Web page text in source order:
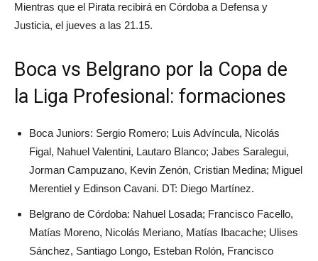
Mientras que el Pirata recibirá en Córdoba a Defensa y
Justicia, el jueves a las 21.15.
Boca vs Belgrano por la Copa de
la Liga Profesional: formaciones
Boca Juniors: Sergio Romero; Luis Advíncula, Nicolás
Figal, Nahuel Valentini, Lautaro Blanco; Jabes Saralegui,
Jorman Campuzano, Kevin Zenón, Cristian Medina; Miguel
Merentiel y Edinson Cavani. DT: Diego Martínez.
Belgrano de Córdoba: Nahuel Losada; Francisco Facello,
Matías Moreno, Nicolás Meriano, Matías Ibacache; Ulises
Sánchez, Santiago Longo, Esteban Rolón, Francisco